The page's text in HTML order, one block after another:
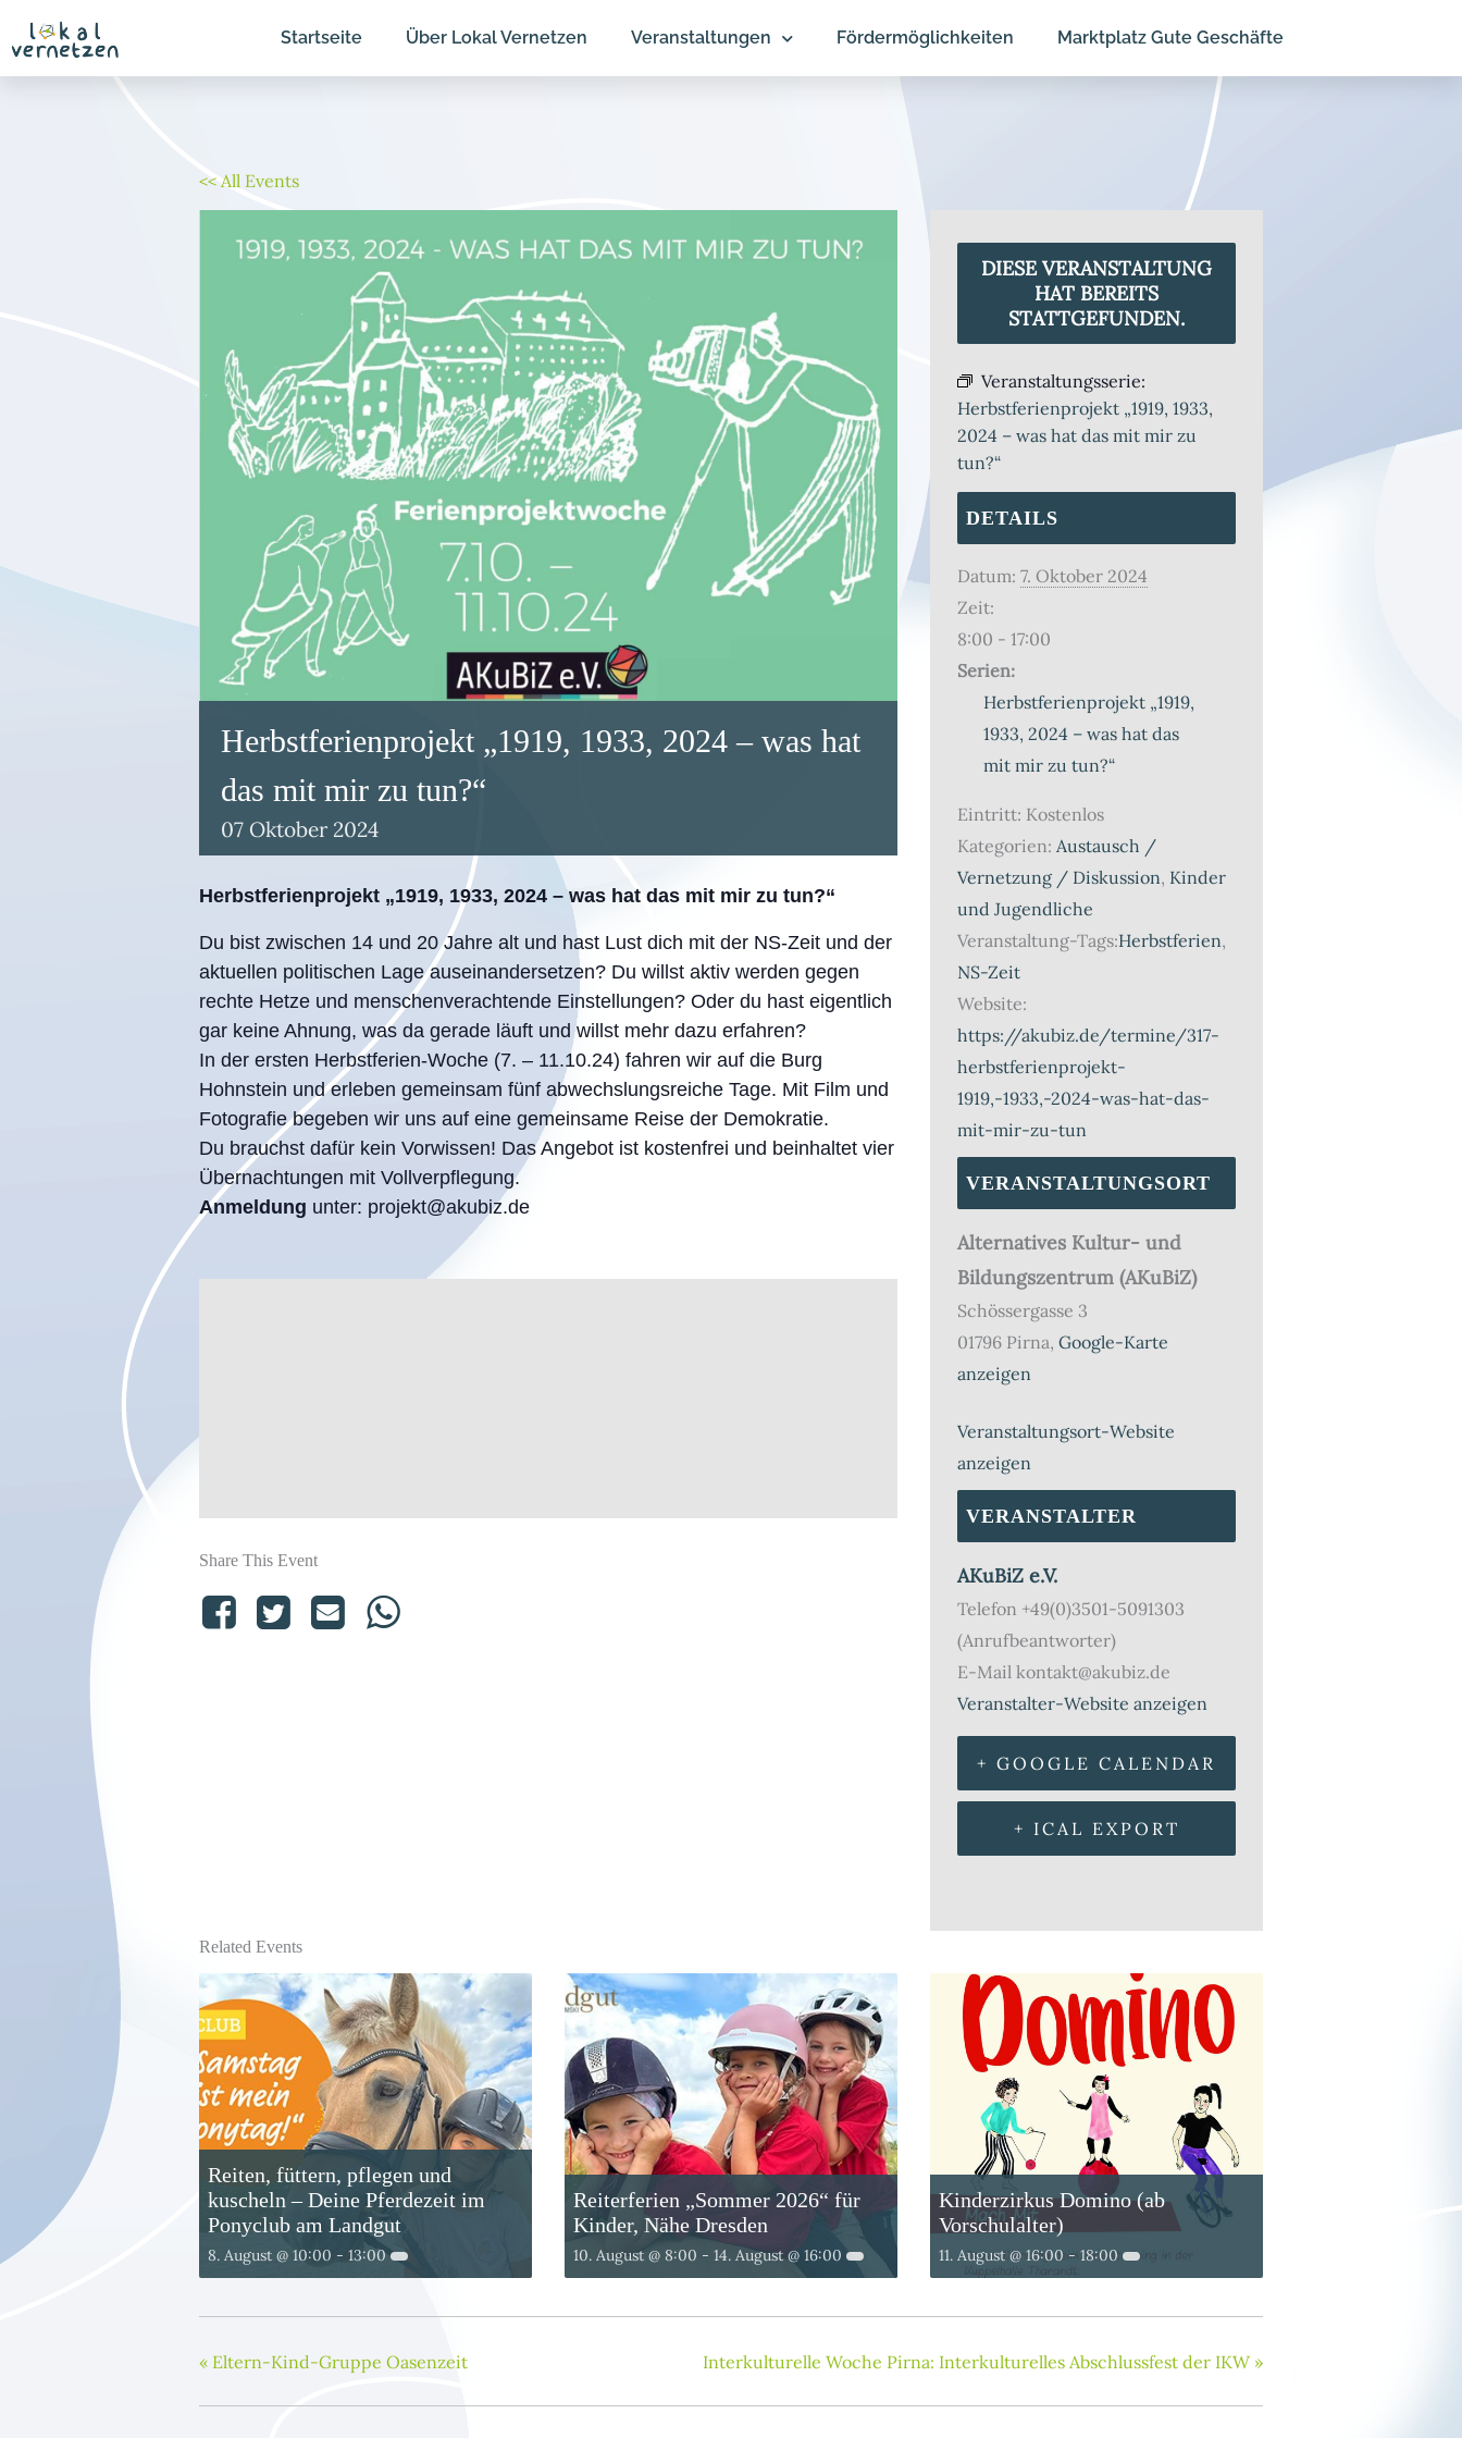
Inhalt
springen
Startseite Über Lokal Vernetzen Veranstaltungen Fördermöglichkeiten Marktplatz Gute Geschäfte
<< All Events
Herbstferienprojekt „1919, 1933, 2024 – was hat
das mit mir zu tun?“
07 Oktober 2024
Herbstferienprojekt „1919, 1933, 2024 – was hat das mit mir zu tun?“
Du bist zwischen 14 und 20 Jahre alt und hast Lust dich mit der NS-Zeit und der
aktuellen politischen Lage auseinandersetzen? Du willst aktiv werden gegen
rechte Hetze und menschenverachtende Einstellungen? Oder du hast eigentlich
gar keine Ahnung, was da gerade läuft und willst mehr dazu erfahren?
In der ersten Herbstferien-Woche (7. – 11.10.24) fahren wir auf die Burg
Hohnstein und erleben gemeinsam fünf abwechslungsreiche Tage. Mit Film und
Fotografie begeben wir uns auf eine gemeinsame Reise der Demokratie.
Du brauchst dafür kein Vorwissen! Das Angebot ist kostenfrei und beinhaltet vier
Übernachtungen mit Vollverpflegung.
Anmeldung unter: projekt@akubiz.de
Share This Event
DIESE VERANSTALTUNG
HAT BEREITS
STATTGEFUNDEN.
Veranstaltungsserie:
Herbstferienprojekt „1919, 1933,
2024 – was hat das mit mir zu
tun?“
DETAILS
Datum: 7. Oktober 2024
Zeit:
8:00 - 17:00
Serien:
Herbstferienprojekt „1919,
1933, 2024 – was hat das
mit mir zu tun?“
Eintritt: Kostenlos
Kategorien: Austausch /
Vernetzung / Diskussion, Kinder
und Jugendliche
Veranstaltung-Tags:Herbstferien,
NS-Zeit
Website:
https://akubiz.de/termine/317-
herbstferienprojekt-
1919,-1933,-2024-was-hat-das-
mit-mir-zu-tun
VERANSTALTUNGSORT
Alternatives Kultur- und
Bildungszentrum (AKuBiZ)
Schössergasse 3
01796 Pirna, Google-Karte
anzeigen
Veranstaltungsort-Website
anzeigen
VERANSTALTER
AKuBiZ e.V.
Telefon +49(0)3501-5091303
(Anrufbeantworter)
E-Mail kontakt@akubiz.de
Veranstalter-Website anzeigen
+ GOOGLE CALENDAR
+ ICAL EXPORT
Related Events
Reiten, füttern, pflegen und
kuscheln – Deine Pferdezeit im
Ponyclub am Landgut
8. August @ 10:00 - 13:00
Reiterferien „Sommer 2026“ für
Kinder, Nähe Dresden
10. August @ 8:00 - 14. August @ 16:00
Kinderzirkus Domino (ab
Vorschulalter)
11. August @ 16:00 - 18:00
« Eltern-Kind-Gruppe Oasenzeit Interkulturelle Woche Pirna: Interkulturelles Abschlussfest der IKW »